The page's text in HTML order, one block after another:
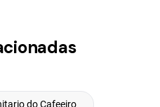
do Cafeeiro